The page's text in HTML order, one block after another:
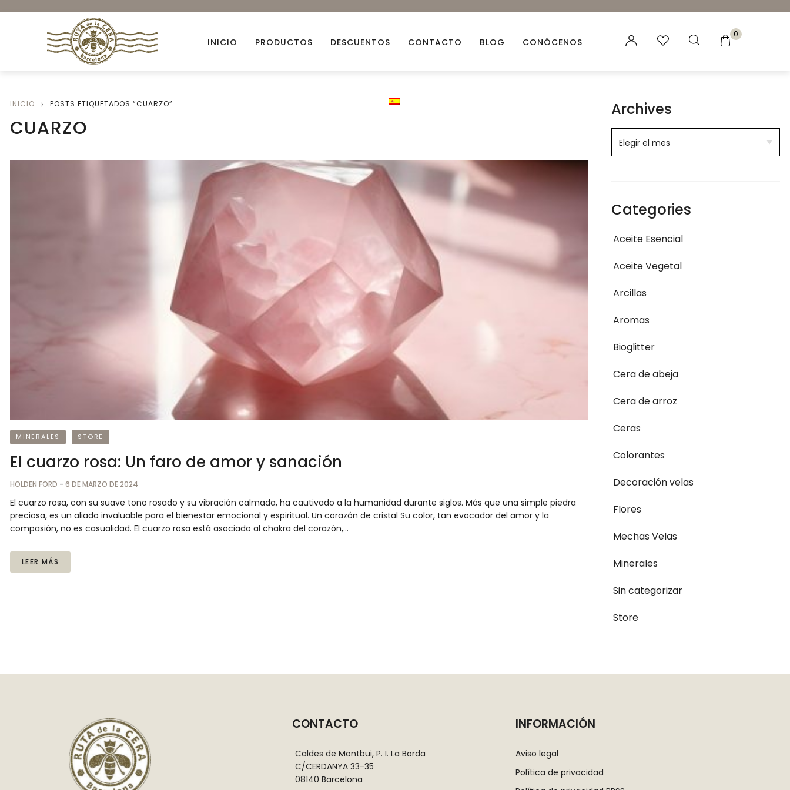
INICIO PRODUCTOS
Accesorios Aceites esenciales
Decoración para velas y jabones
Envases para Velas
Flores Naturales
Fragancias para Velas
Minerales
Packs
DESCUENTOS CONTACTO BLOG CONÓCENOS
0
INICIO POSTS ETIQUETADOS “CUARZO”
CUARZO
MINERALES STORE
El cuarzo rosa: Un faro de amor y sanación
HOLDEN FORD - 6 DE MARZO DE 2024
El cuarzo rosa, con su suave tono rosado y su vibración calmada, ha cautivado a la humanidad durante siglos. Más que una simple piedra
preciosa, es un aliado invaluable para el bienestar emocional y espiritual. Un corazón de cristal Su color, tan evocador del amor y la
compasión, no es casualidad. El cuarzo rosa está asociado al chakra del corazón,…
LEER MÁS
Archives
Categories
Aceite Esencial
Aceite Vegetal
Arcillas
Aromas
Bioglitter
Cera de abeja
Cera de arroz
Ceras
Colorantes
Decoración velas
Flores
Mechas Velas
Minerales
Sin categorizar
Store
CONTACTO
Caldes de Montbui, P. I. La Borda
C/CERDANYA 33-35
08140 Barcelona
INFORMACIÓN
Aviso legal
Política de privacidad